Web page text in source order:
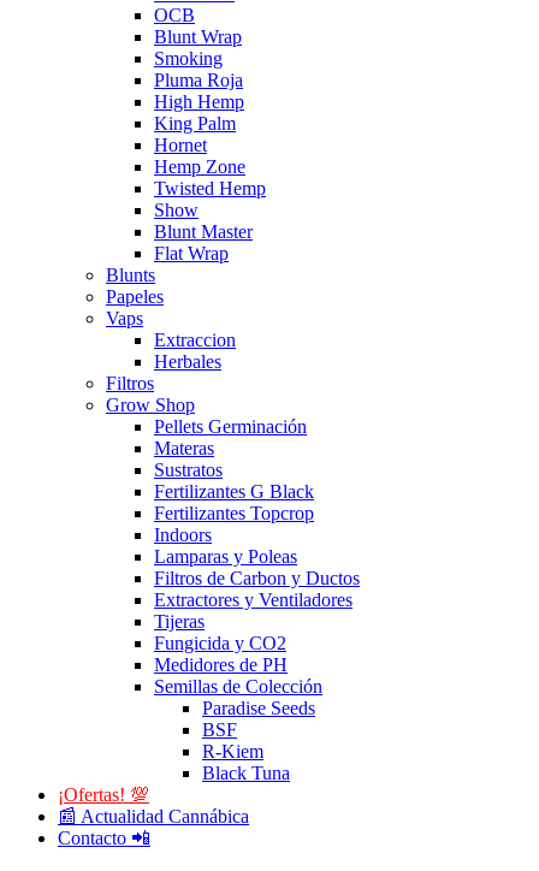
OCB
Blunt Wrap
Smoking
Pluma Roja
High Hemp
King Palm
Hornet
Hemp Zone
Twisted Hemp
Show
Blunt Master
Flat Wrap
Blunts
Papeles
Vaps
Extraccion
Herbales
Filtros
Grow Shop
Pellets Germinación
Materas
Sustratos
Fertilizantes G Black
Fertilizantes Topcrop
Indoors
Lamparas y Poleas
Filtros de Carbon y Ductos
Extractores y Ventiladores
Tijeras
Fungicida y CO2
Medidores de PH
Semillas de Colección
Paradise Seeds
BSF
R-Kiem
Black Tuna
¡Ofertas! 💯
📰 Actualidad Cannábica
Contacto 📲